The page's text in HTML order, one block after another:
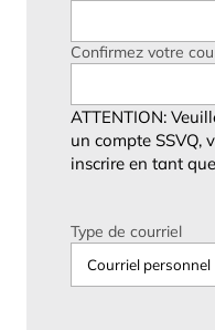
Confirmez votre
ATTENTION:
un compte SSVQ,
inscrire en tant
Type de courriel